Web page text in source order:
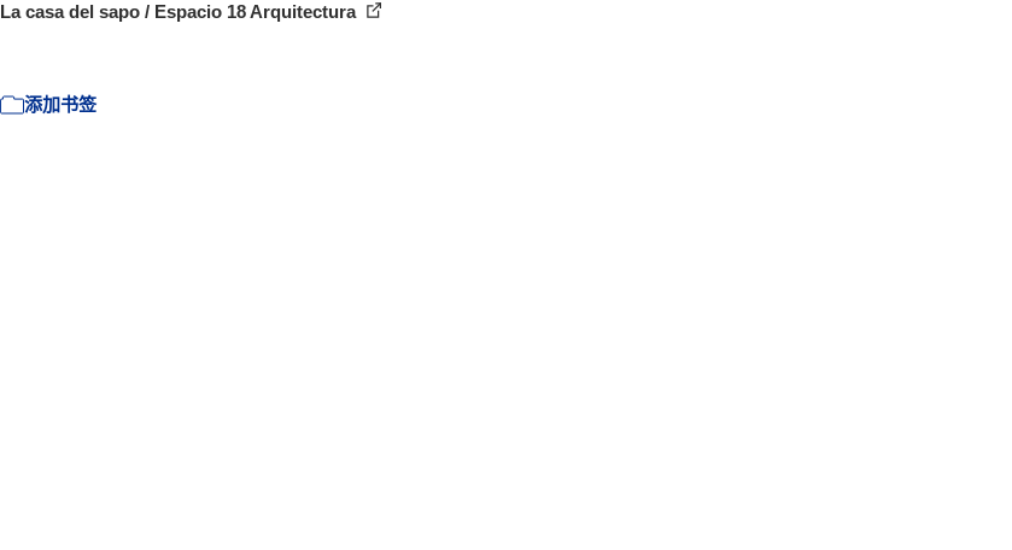
La casa del sapo / Espacio 18 Arquitectura
添加书签